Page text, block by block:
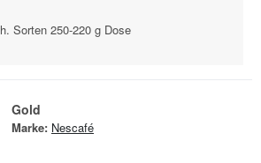
Sorten 250-220 g Dose
Gold
Marke: Nescafé